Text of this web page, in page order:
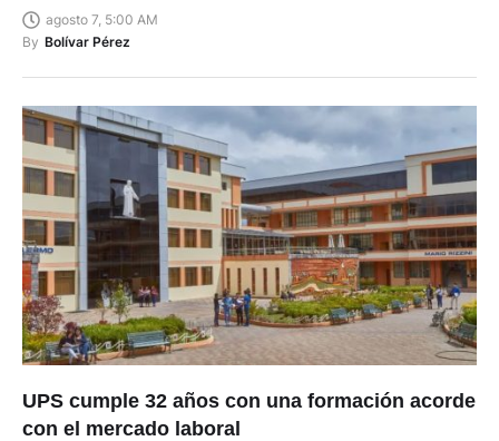
agosto 7, 5:00 AM
By Bolívar Pérez
UPS cumple 32 años con una formación acorde
con el mercado laboral